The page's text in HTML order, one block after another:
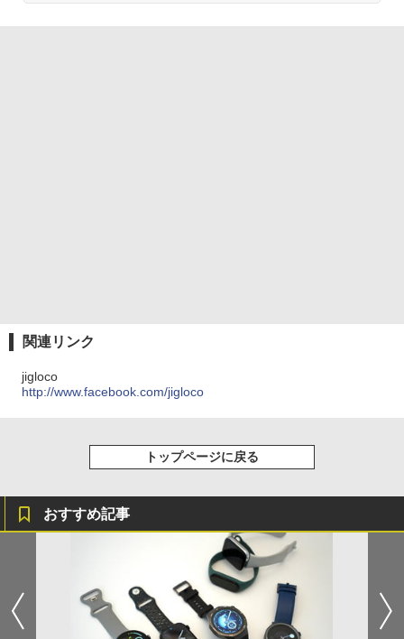
関連リンク
jigloco
http://www.facebook.com/jigloco
トップページに戻る
おすすめ記事